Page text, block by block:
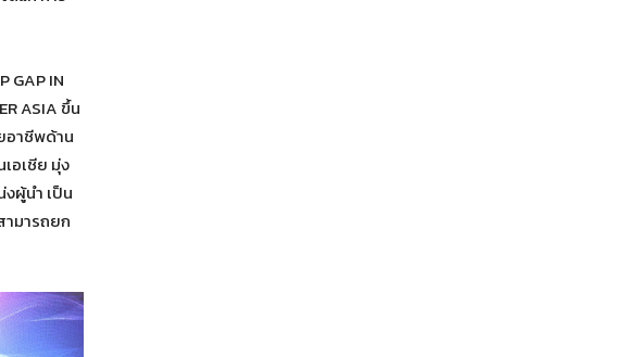
GAP IN
ASIA ขึ้น
อาชีพด้าน
อเชีย มุ่ง
ผู้นำ เป็น
มารถยก